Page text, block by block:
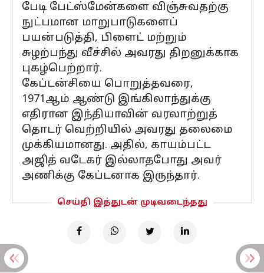
பேடி பேட்ஸ்மேன்களை விஞ்சுவதற்கு
நுட்பமான மாறுபாடுகளைப்
பயன்படுத்தி, பிளைட் மற்றும்
சுழற்பந்து வீச்சில் அவரது திறனுக்காக
புகழ்பெற்றார்.
கேப்டன்சியை பொறுத்தவரை,
1971ஆம் ஆண்டு இங்கிலாந்துக்கு
எதிரான இந்தியாவின் வரலாற்றுத்
தொடர் வெற்றியில் அவரது தலைமை
முக்கியமானது. அதில், காயம்பட்ட
அஜித் வடேகர் இல்லாதபோது அவர்
அணிக்கு கேப்டனாக இருந்தார்.
செய்தி இத்துடன் முடிவடைந்தது